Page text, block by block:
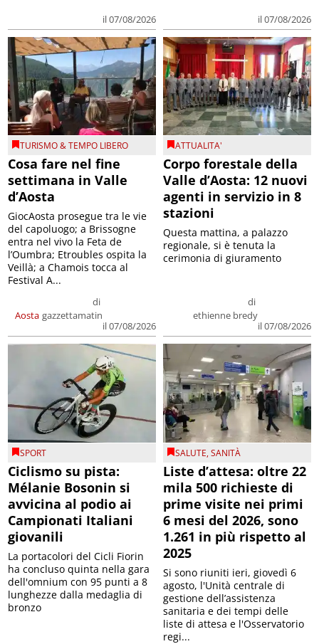
il 07/08/2026 il 07/08/2026
TURISMO & TEMPO LIBERO
Cosa fare nel fine
settimana in Valle
d’Aosta
Aosta
di
gazzettamatin
il 07/08/2026
GiocAosta prosegue tra le vie
del capoluogo; a Brissogne
entra nel vivo la Feta de
l’Oumbra; Etroubles ospita la
Veillà; a Chamois tocca al
Festival A...
ATTUALITA'
Corpo forestale della
Valle d’Aosta: 12 nuovi
agenti in servizio in 8
stazioni
di
ethienne bredy
il 07/08/2026
Questa mattina, a palazzo
regionale, si è tenuta la
cerimonia di giuramento
SPORT
Ciclismo su pista:
Mélanie Bosonin si
avvicina al podio ai
Campionati Italiani
giovanili
La portacolori del Cicli Fiorin
ha concluso quinta nella gara
dell'omnium con 95 punti a 8
lunghezze dalla medaglia di
bronzo
SALUTE,SANITÀ
Liste d’attesa: oltre 22
mila 500 richieste di
prime visite nei primi
6 mesi del 2026, sono
1.261 in più rispetto al
2025
Si sono riuniti ieri, giovedì 6
agosto, l'Unità centrale di
gestione dell’assistenza
sanitaria e dei tempi delle
liste di attesa e l'Osservatorio
regi...